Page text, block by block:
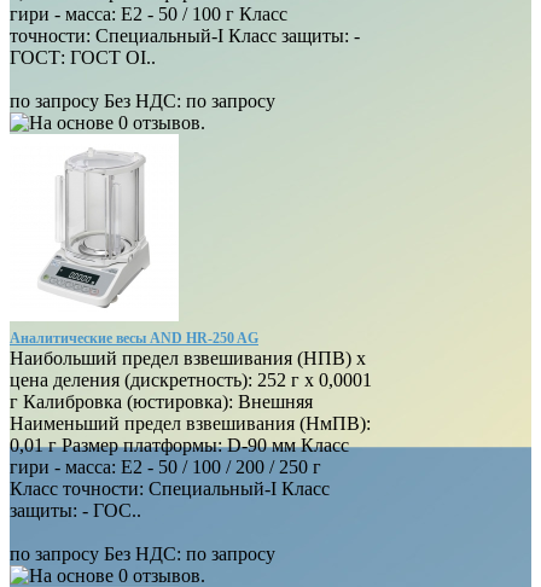
гири - масса: E2 - 50 / 100 г Класс
точности: Специальный-I Класс защиты: -
ГОСТ: ГОСТ OI..
по запросу Без НДС: по запросу
Аналитические весы AND HR-250 AG
Наибольший предел взвешивания (НПВ) х
цена деления (дискретность): 252 г х 0,0001
г Калибровка (юстировка): Внешняя
Наименьший предел взвешивания (НмПВ):
0,01 г Размер платформы: D-90 мм Класс
гири - масса: E2 - 50 / 100 / 200 / 250 г
Класс точности: Специальный-I Класс
защиты: - ГОС..
по запросу Без НДС: по запросу